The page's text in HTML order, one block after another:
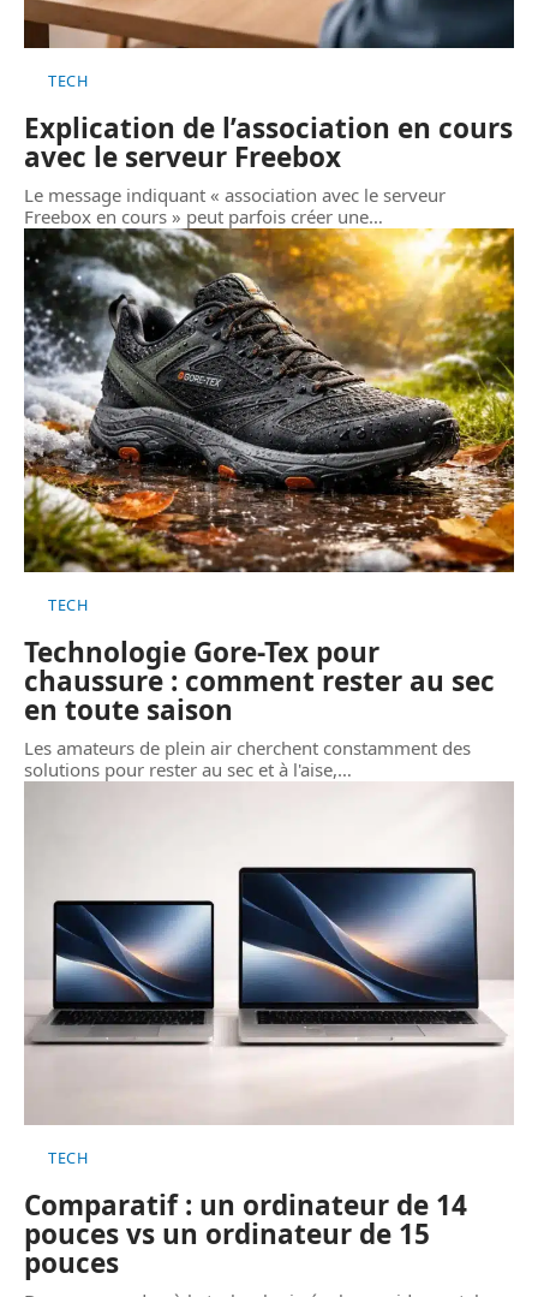
TECH
Explication de l’association en cours
avec le serveur Freebox
Le message indiquant « association avec le serveur
Freebox en cours » peut parfois créer une…
TECH
Technologie Gore-Tex pour
chaussure : comment rester au sec
en toute saison
Les amateurs de plein air cherchent constamment des
solutions pour rester au sec et à l'aise,…
TECH
Comparatif : un ordinateur de 14
pouces vs un ordinateur de 15
pouces